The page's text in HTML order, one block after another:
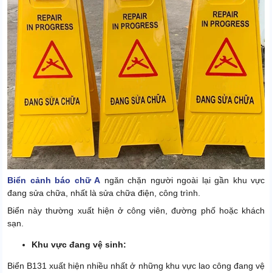
Biển cảnh báo chữ A ngăn chặn người ngoài lại gần khu vực
đang sửa chữa, nhất là sửa chữa điện, công trình.
Biển này thường xuất hiện ở công viên, đường phố hoặc khách
sạn.
Khu vực đang vệ sinh:
Biển B131 xuất hiện nhiều nhất ở những khu vực lao công đang vệ